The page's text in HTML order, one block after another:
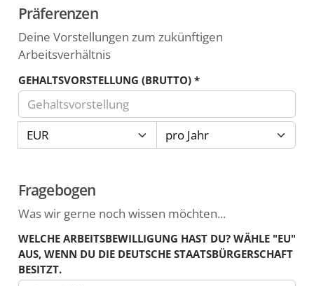
Präferenzen
Deine Vorstellungen zum zukünftigen
Arbeitsverhältnis
GEHALTSVORSTELLUNG (BRUTTO) *
Trage
hier
(brutto)
als
Zahl
ein.
Z.B.
Währung
Zeitraum
Fragebogen
Was wir gerne noch wissen möchten...
WELCHE ARBEITSBEWILLIGUNG HAST DU? WÄHLE "EU"
AUS, WENN DU DIE DEUTSCHE STAATSBÜRGERSCHAFT
BESITZT.